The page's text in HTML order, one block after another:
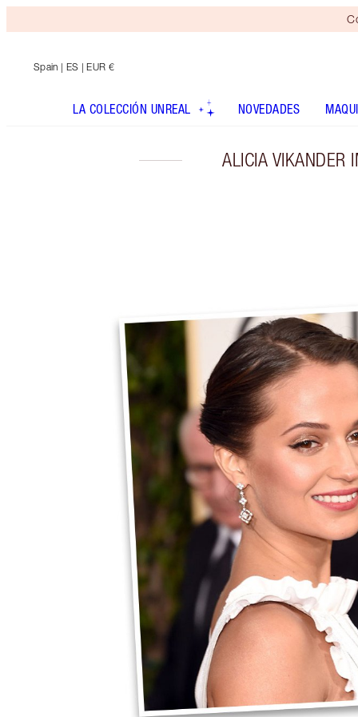
Spain | ES | EUR €
LA COLECCIÓN UNREAL NOVEDADES
ALICIA VIKANDER